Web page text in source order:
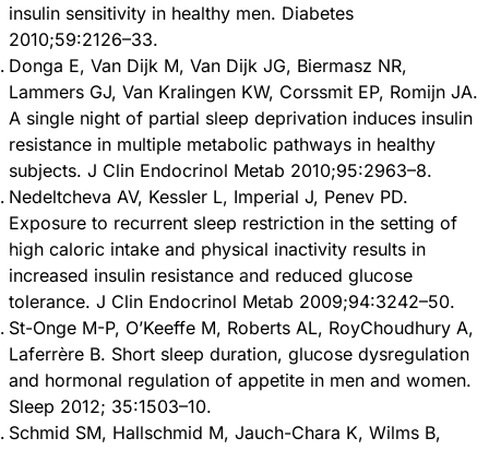
insulin sensitivity in healthy men. Diabetes
2010;59:2126–33.
Donga E, Van Dijk M, Van Dijk JG, Biermasz NR,
Lammers GJ, Van Kralingen KW, Corssmit EP, Romijn JA.
A single night of partial sleep deprivation induces insulin
resistance in multiple metabolic pathways in healthy
subjects. J Clin Endocrinol Metab 2010;95:2963–8.
Nedeltcheva AV, Kessler L, Imperial J, Penev PD.
Exposure to recurrent sleep restriction in the setting of
high caloric intake and physical inactivity results in
increased insulin resistance and reduced glucose
tolerance. J Clin Endocrinol Metab 2009;94:3242–50.
St-Onge M-P, O’Keeffe M, Roberts AL, RoyChoudhury A,
Laferrère B. Short sleep duration, glucose dysregulation
and hormonal regulation of appetite in men and women.
Sleep 2012; 35:1503–10.
Schmid SM, Hallschmid M, Jauch-Chara K, Wilms B,